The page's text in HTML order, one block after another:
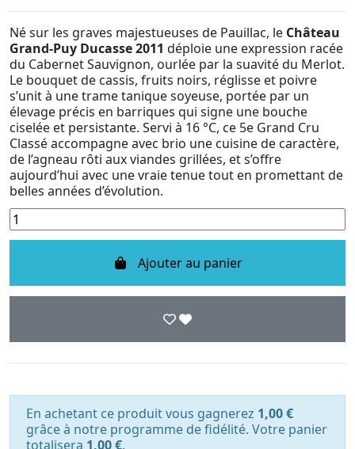
Né sur les graves majestueuses de Pauillac, le Château
Grand-Puy Ducasse 2011 déploie une expression racée
du Cabernet Sauvignon, ourlée par la suavité du Merlot.
Le bouquet de cassis, fruits noirs, réglisse et poivre
s’unit à une trame tanique soyeuse, portée par un
élevage précis en barriques qui signe une bouche
ciselée et persistante. Servi à 16 °C, ce 5e Grand Cru
Classé accompagne avec brio une cuisine de caractère,
de l’agneau rôti aux viandes grillées, et s’offre
aujourd’hui avec une vraie tenue tout en promettant de
belles années d’évolution.
Ajouter au panier
En achetant ce produit vous gagnerez 1,00 €
grâce à notre programme de fidélité. Votre panier
totalisera 1,00 €.